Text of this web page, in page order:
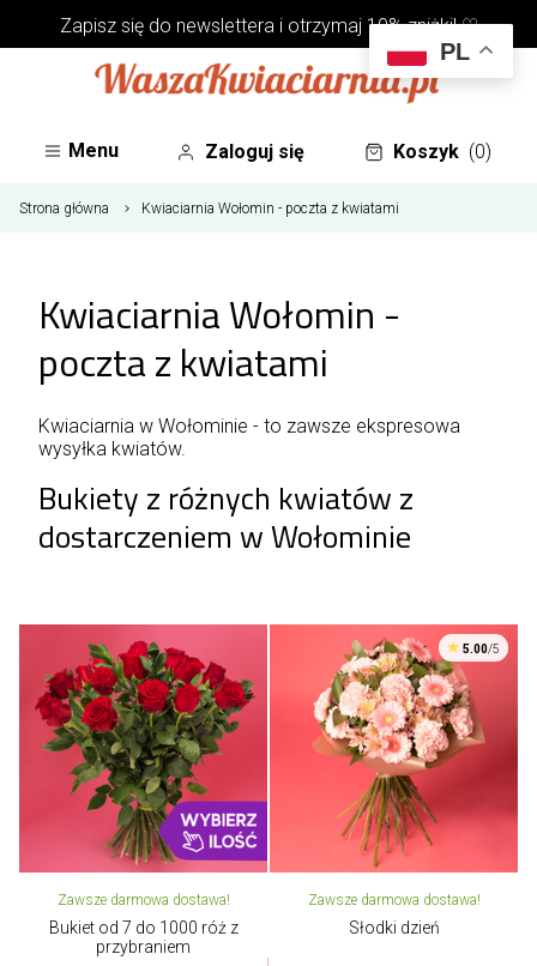
Zapisz się do newsletterai otrzymaj 10% zniżki! ♡
Menu Zaloguj się Koszyk (0)
Strona główna Kwiaciarnia Wołomin - poczta z kwiatami
Kwiaciarnia Wołomin -
poczta z kwiatami
Kwiaciarnia w Wołominie - to zawsze ekspresowa
wysyłka kwiatów.
Bukiety z różnych kwiatów z
dostarczeniem w Wołominie
Zawsze darmowa dostawa!
Bukiet od 7 do 1000 róż z
przybraniem
5.00/5
Zawsze darmowa dostawa!
Słodki dzień
PL